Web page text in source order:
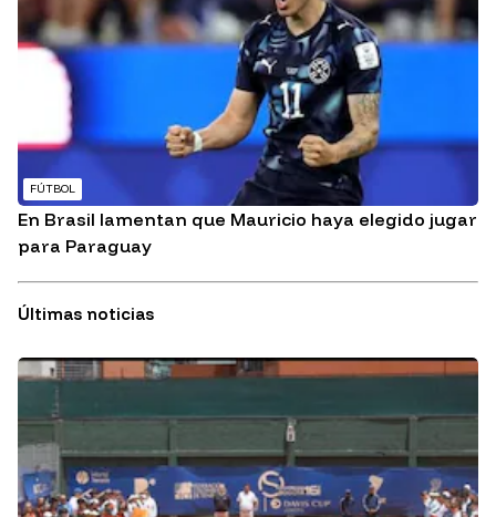
FÚTBOL
En Brasil lamentan que Mauricio haya elegido jugar
para Paraguay
Últimas noticias